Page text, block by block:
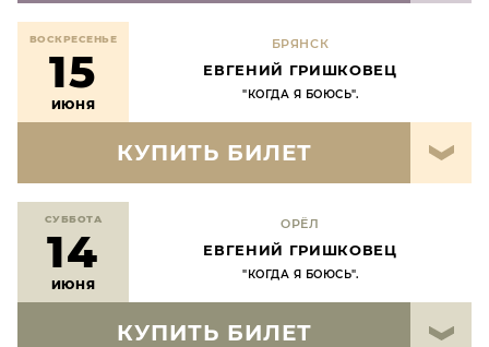
ВОСКРЕСЕНЬЕ
15
ИЮНЯ
БРЯНСК
ЕВГЕНИЙ ГРИШКОВЕЦ
"КОГДА Я БОЮСЬ".
КУПИТЬ БИЛЕТ
СУББОТА
14
ИЮНЯ
ОРЁЛ
ЕВГЕНИЙ ГРИШКОВЕЦ
"КОГДА Я БОЮСЬ".
КУПИТЬ БИЛЕТ